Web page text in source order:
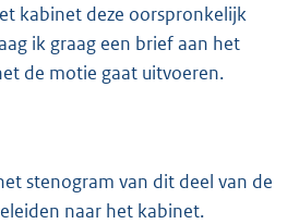
kabinet deze oorspronkelijk
ik graag een brief aan het
de motie gaat uitvoeren.
stenogram van dit deel van de
naar het kabinet.